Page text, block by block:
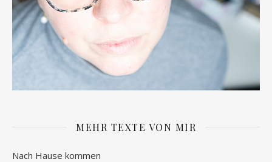
MEHR TEXTE VON MIR
Nach Hause kommen